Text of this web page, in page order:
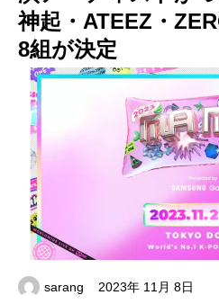
神起・ATEEZ・
8組が決定
sarang 2023年 11月 8日